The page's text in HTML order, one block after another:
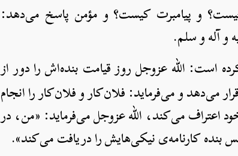
و پیامبرت کیست؟ و مؤمن پاسخ می‌دهد:
و آله و سلم.
است: الله عزوجل روز قیامت بنده‌اش را دور از
می‌دهد و می‌فرماید: فلان‌کار و فلان‌کار را انجام
اعتراف می‌کند، الله عزوجل می‌فرماید: «من، در
بنده کارنامه‌ی نیکی‌هایش را دریافت می‌کند».